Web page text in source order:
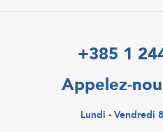
+385 1
Appelez-
Lundi - Vendredi